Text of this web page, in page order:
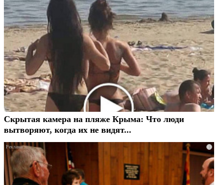
Скрытая камера на пляже Крыма: Что люди
вытворяют, когда их не видят...
i